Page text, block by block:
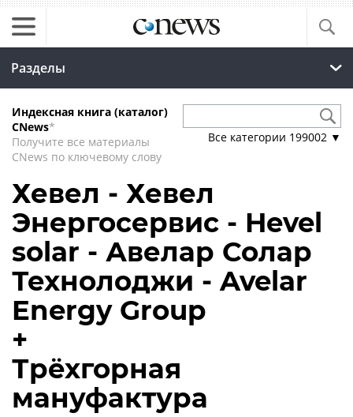
Разделы
Индексная книга (каталог)
CNews*
Получите все материалы
CNews по ключевому слову
Все категории 199002 ▼
Хевел - Хевел
Энергосервис - Hevel
solar - Авелар Солар
Технолоджи - Avelar
Energy Group
+
Трёхгорная
мануфактура